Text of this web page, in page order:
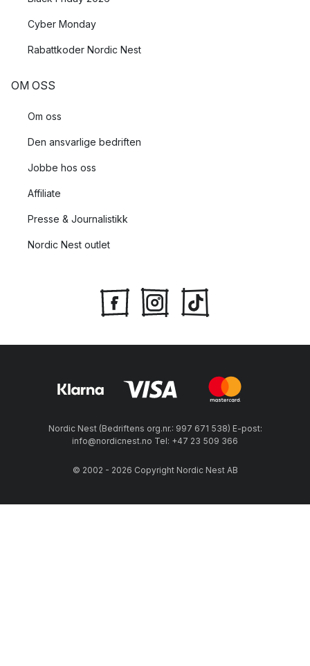
Cyber Monday
Rabattkoder Nordic Nest
OM OSS
Om oss
Den ansvarlige bedriften
Jobbe hos oss
Affiliate
Presse & Journalistikk
Nordic Nest outlet
Nordic Nest (Bedriftens org.nr.: 997 671 538) E-post:
info@nordicnest.no Tel: +47 23 509 366
© 2002 - 2026 Copyright Nordic Nest AB